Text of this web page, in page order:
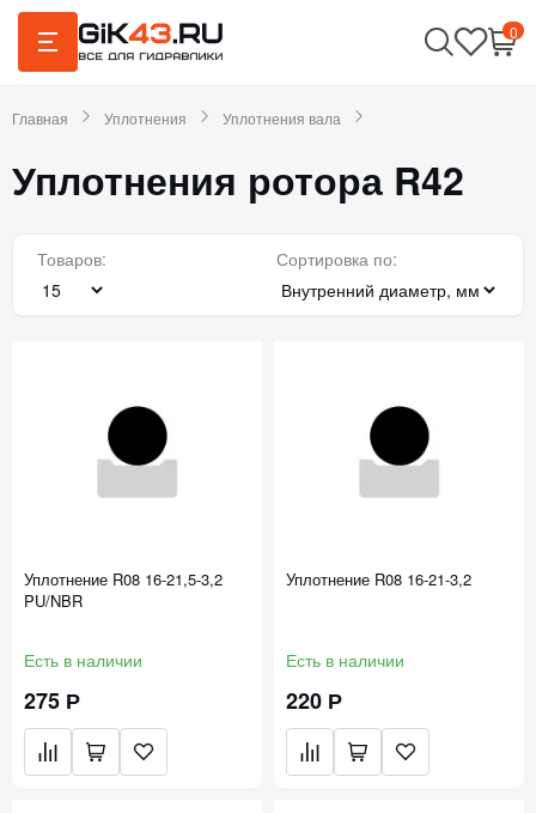
0
Главная Уплотнения Уплотнения вала
Уплотнения ротора R42
Товаров: Сортировка по:
Уплотнение R08 16-21,5-3,2
PU/NBR
Есть в наличии
275 Р
Уплотнение R08 16-21-3,2
Есть в наличии
220 Р